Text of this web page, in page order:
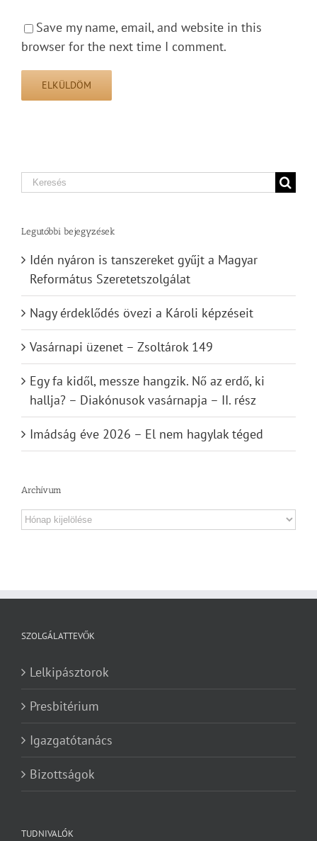
Save my name, email, and website in this
browser for the next time I comment.
Search
Legutóbbi bejegyzések
Idén nyáron is tanszereket gyűjt a Magyar
Református Szeretetszolgálat
Nagy érdeklődés övezi a Károli képzéseit
Vasárnapi üzenet – Zsoltárok 149
Egy fa kidől, messze hangzik. Nő az erdő, ki
hallja? – Diakónusok vasárnapja – II. rész
Imádság éve 2026 – El nem hagylak téged
Archívum
Archívum
SZOLGÁLATTEVŐK
Lelkipásztorok
Presbitérium
Igazgatótanács
Bizottságok
TUDNIVALÓK